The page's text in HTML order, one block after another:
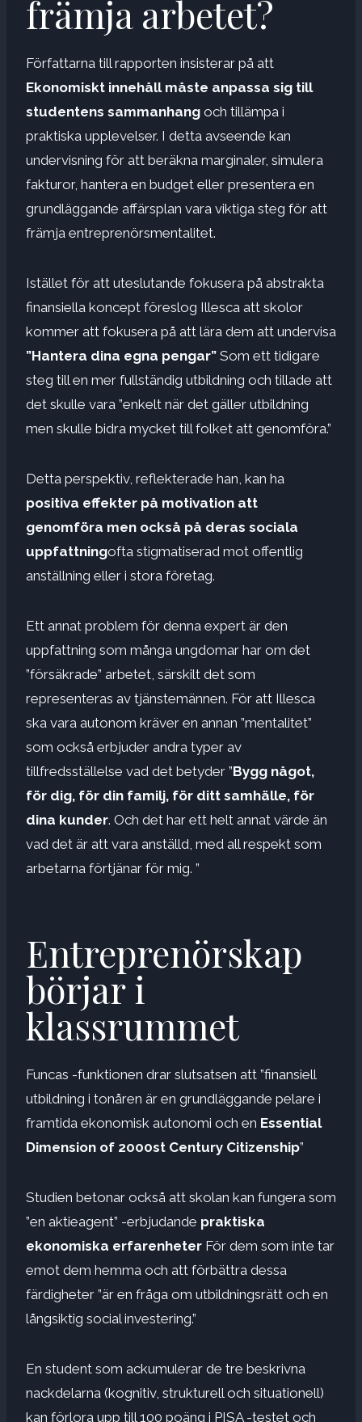
främja arbetet?
Författarna till rapporten insisterar på att
Ekonomiskt innehåll måste anpassa sig till
studentens sammanhang och tillämpa i
praktiska upplevelser. I detta avseende kan
undervisning för att beräkna marginaler, simulera
fakturor, hantera en budget eller presentera en
grundläggande affärsplan vara viktiga steg för att
främja entreprenörsmentalitet.
Istället för att uteslutande fokusera på abstrakta
finansiella koncept föreslog Illesca att skolor
kommer att fokusera på att lära dem att undervisa
”Hantera dina egna pengar” Som ett tidigare
steg till en mer fullständig utbildning och tillade att
det skulle vara ”enkelt när det gäller utbildning
men skulle bidra mycket till folket att genomföra.”
Detta perspektiv, reflekterade han, kan ha
positiva effekter på motivation att
genomföra men också på deras sociala
uppfattningofta stigmatiserad mot offentlig
anställning eller i stora företag.
Ett annat problem för denna expert är den
uppfattning som många ungdomar har om det
”försäkrade” arbetet, särskilt det som
representeras av tjänstemännen. För att Illesca
ska vara autonom kräver en annan ”mentalitet”
som också erbjuder andra typer av
tillfredsställelse vad det betyder ”Bygg något,
för dig, för din familj, för ditt samhälle, för
dina kunder. Och det har ett helt annat värde än
vad det är att vara anställd, med all respekt som
arbetarna förtjänar för mig. ”
Entreprenörskap
börjar i
klassrummet
Funcas -funktionen drar slutsatsen att ”finansiell
utbildning i tonåren är en grundläggande pelare i
framtida ekonomisk autonomi och en Essential
Dimension of 2000st Century Citizenship”
Studien betonar också att skolan kan fungera som
”en aktieagent” -erbjudande praktiska
ekonomiska erfarenheter För dem som inte tar
emot dem hemma och att förbättra dessa
färdigheter ”är en fråga om utbildningsrätt och en
långsiktig social investering.”
En student som ackumulerar de tre beskrivna
nackdelarna (kognitiv, strukturell och situationell)
kan förlora upp till 100 poäng i PISA -testet och